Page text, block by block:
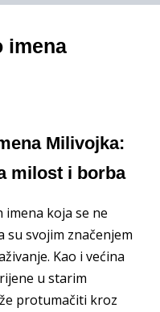
imena
Milivojka:
milost i borba
koja se ne
su svojim značenjem
Kao i većina
u starim
protumačiti kroz